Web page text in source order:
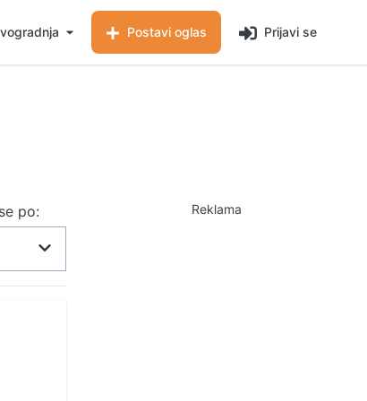
Postavi oglas Prijavi se
po: Reklama